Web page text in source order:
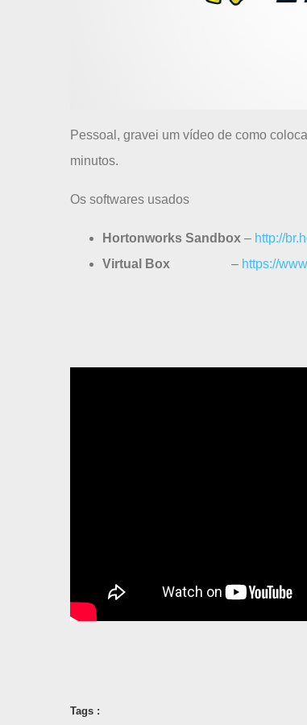
Pessoal, gravei um vídeo de como
minutos.
Os softwares usados
Hortonworks Sandbox – http://
Virtual Box – https://
Tags :